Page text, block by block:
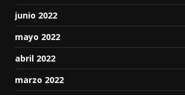
junio 2022
mayo 2022
abril 2022
marzo 2022